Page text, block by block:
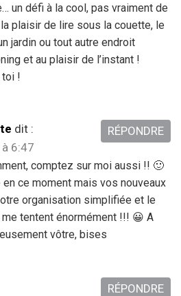
un défi à la cool, pas vraiment de
plaisir de lire sous la couette, le
jardin ou tout autre endroit
et au plaisir de l’instant !
!
dit :
6:47
comptez sur moi aussi !! 🙂
ce moment mais vos nouveaux
organisation simplifiée et le
tentent énormément !!! 😀 A
vôtre, bises
RÉPONDRE
RÉPONDRE